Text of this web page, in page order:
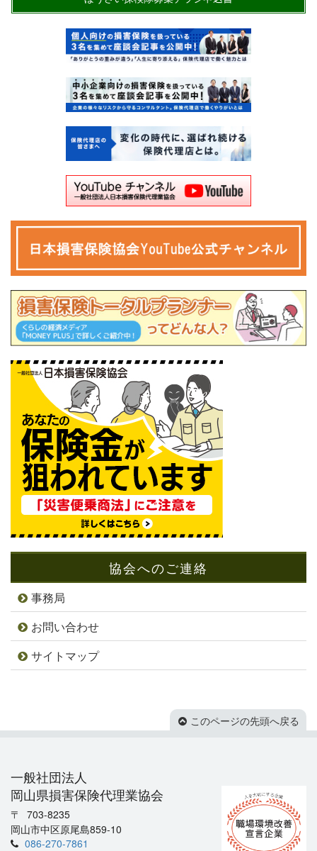
協会へのご連絡
事務局
お問い合わせ
サイトマップ
このページの先頭へ戻る
一般社団法人
岡山県損害保険代理業協会
703-8235
岡山市中区原尾島859-10
086-270-7861